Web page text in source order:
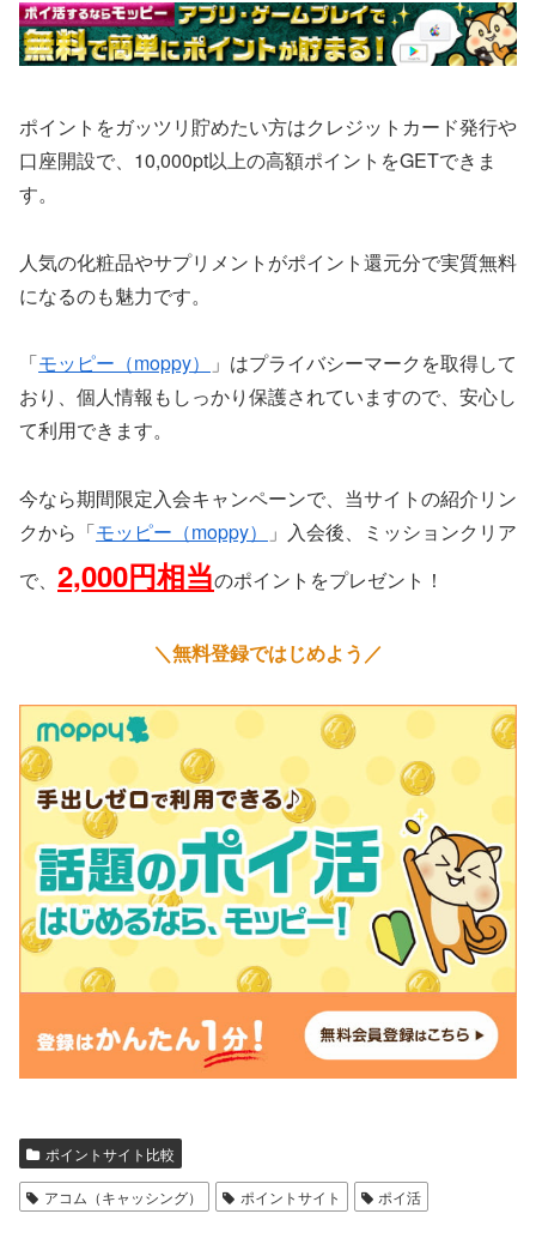
ポイントをガッツリ貯めたい方はクレジットカード発行や
口座開設で、10,000pt以上の高額ポイントをGETできま
す。
人気の化粧品やサプリメントがポイント還元分で実質無料
になるのも魅力です。
「モッピー（moppy）
」はプライバシーマークを取得して
おり、個人情報もしっかり保護されていますので、安心し
て利用できます。
今なら期間限定入会キャンペーンで、当サイトの紹介リン
クから「モッピー（moppy）
」入会後、ミッションクリア
で、 2,000円相当のポイントをプレゼント！
＼無料登録ではじめよう／
ポイントサイト比較
アコム（キャッシング） ポイントサイト ポイ活